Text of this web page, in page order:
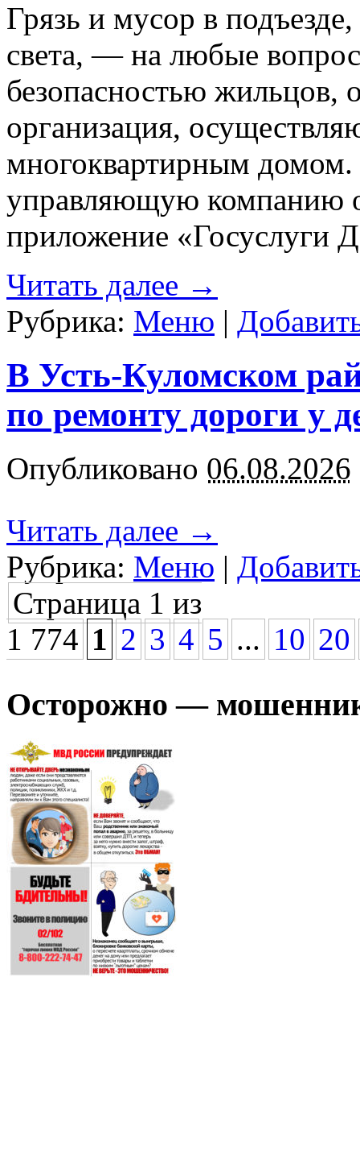
Грязь и мусор в
света, — на любые
безопасностью жильцов,
организация,
многоквартирным
управляющую компанию
приложение «Госуслуги
Читать далее →
Рубрика: Меню |
В Усть-Куломском
по ремонту дороги у
Опубликовано 06.08.2026
Читать далее →
Рубрика: Меню |
Страница 1 из
1 774 1 2 3 4 5 ... 10 20
Осторожно —